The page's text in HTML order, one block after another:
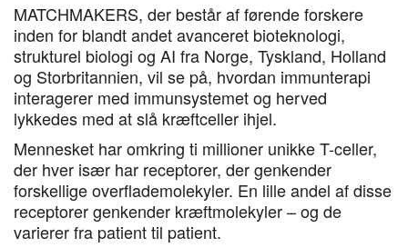
MATCHMAKERS, der består af førende forskere
inden for blandt andet avanceret bioteknologi,
strukturel biologi og AI fra Norge, Tyskland, Holland
og Storbritannien, vil se på, hvordan immunterapi
interagerer med immunsystemet og herved
lykkedes med at slå kræftceller ihjel.
Mennesket har omkring ti millioner unikke T-celler,
der hver især har receptorer, der genkender
forskellige overflademolekyler. En lille andel af disse
receptorer genkender kræftmolekyler – og de
varierer fra patient til patient.